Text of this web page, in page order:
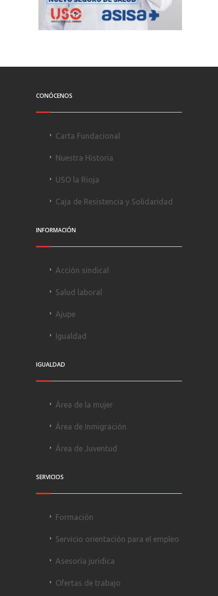
CONÓCENOS
Carta Fundacional
Nuestra Historia
USO la Rioja
Caja de Resistencia y Solidaridad
INFORMACIÓN
Acción sindical
Salud laboral
Ajupe
Igualdad
IGUALDAD
Área de la mujer
Área de Inmigración
Área de Juventud
SERVICIOS
Formación
Servicio orientación para el empleo
Asesoría jurídica
Ofertas de trabajo